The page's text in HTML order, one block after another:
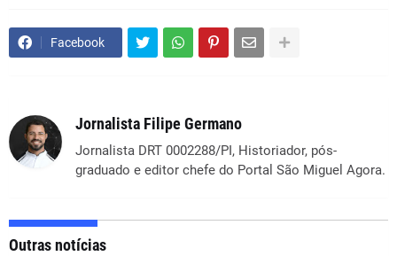
Facebook
Jornalista Filipe Germano
Jornalista DRT 0002288/PI, Historiador, pós-
graduado e editor chefe do Portal São Miguel Agora.
Outras notícias